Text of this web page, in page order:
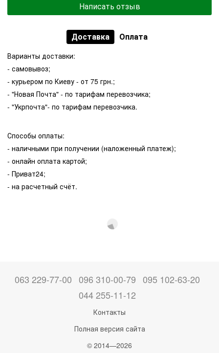
Написать отзыв
Доставка Оплата
Варианты доставки:
- самовывоз;
- курьером по Киеву - от 75 грн.;
- "Новая Почта" - по тарифам перевозчика;
- "Укрпочта"- по тарифам перевозчика.
Способы оплаты:
- наличными при получении (наложенный платеж);
- онлайн оплата картой;
- Приват24;
- на расчетный счёт.
063 229-77-00 096 310-00-79 095 102-63-20
044 255-11-12
Контакты
Полная версия сайта
© 2014—2026